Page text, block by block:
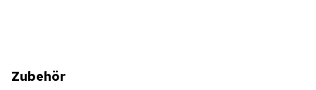
Zubehör